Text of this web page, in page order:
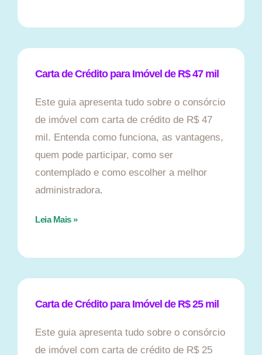
Carta de Crédito para Imóvel de R$ 47 mil
Este guia apresenta tudo sobre o consórcio
de imóvel com carta de crédito de R$ 47
mil. Entenda como funciona, as vantagens,
quem pode participar, como ser
contemplado e como escolher a melhor
administradora.
Leia Mais »
Carta de Crédito para Imóvel de R$ 25 mil
Este guia apresenta tudo sobre o consórcio
de imóvel com carta de crédito de R$ 25